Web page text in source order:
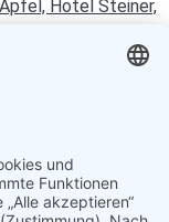
Hotel Steiner,